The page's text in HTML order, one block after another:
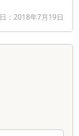
が、おお
： 2018年7月19日